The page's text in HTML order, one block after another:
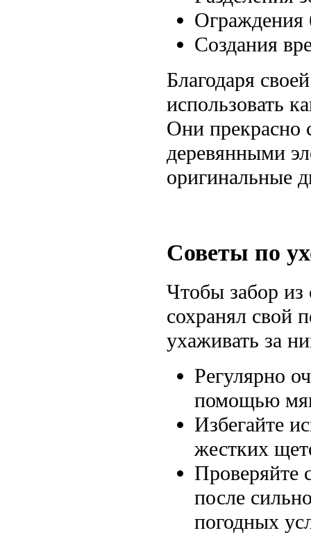
Ограждения
Создания
Благодаря
использовать
Они прекрасно
деревянными
оригинальные
Советы по
Чтобы забор из
сохранял свой
ухаживать за
Регулярно
помощью
Избегайте
жестких
Проверяйте
после
погодных